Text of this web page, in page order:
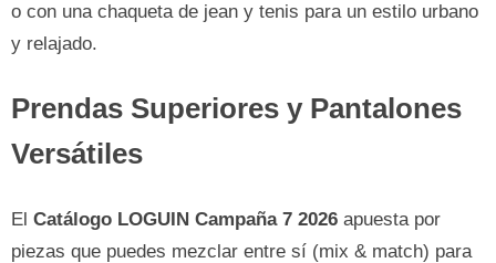
o con una chaqueta de jean y tenis para un estilo urbano
y relajado.
Prendas Superiores y Pantalones
Versátiles
El Catálogo LOGUIN Campaña 7 2026 apuesta por
piezas que puedes mezclar entre sí (mix & match) para